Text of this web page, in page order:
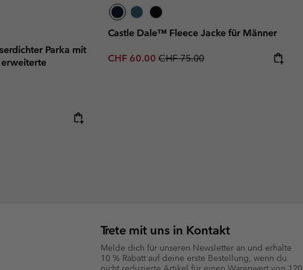
Parka mit
erweiterte
Castle Dale™ Fleece Jacke für Männer
Sale price:
CHF 60.00 Regular price:
CHF 75.00
Trete mit uns in Kontakt
Melde dich für unseren Newsletter an und erhalte
10 % Rabatt auf deine erste Bestellung, wenn du